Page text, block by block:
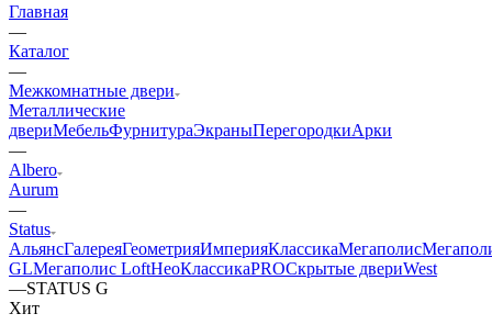
Главная
—
Каталог
—
Межкомнатные двери
Металлические
двериМебельФурнитураЭкраныПерегородкиАрки
—
Albero
Aurum
—
Status
АльянсГалереяГеометрияИмперияКлассикаМегаполис
GLМегаполис LoftНеоКлассикаPROСкрытые двериWest
—STATUS G
Хит